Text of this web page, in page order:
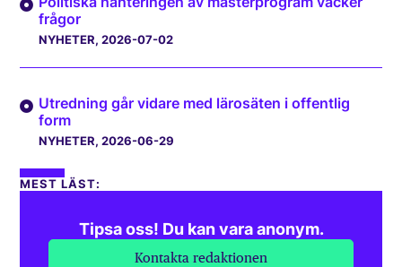
frågor
NYHETER, 2026-07-02
Utredning går vidare med lärosäten i offentlig
form
NYHETER, 2026-06-29
MEST LÄST:
Tipsa oss! Du kan vara anonym.
Kontakta redaktionen